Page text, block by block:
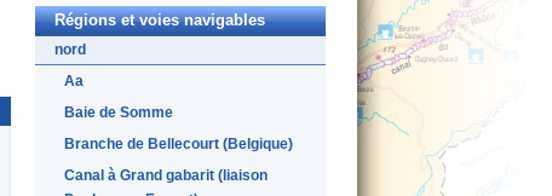
Régions et voies navigables
nord
Aa
Baie de Somme
Branche de Bellecourt (Belgique)
Canal à Grand gabarit (liaison